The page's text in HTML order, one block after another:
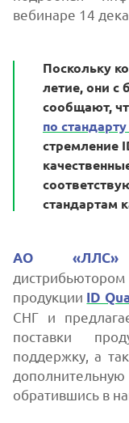
вебинаре 14
Поскольку
летие, они
сообщают,
по стандарту
стремление
стандартам
АО «ЛЛС»
продукции ID
СНГ и
поставки
поддержку, а
обратившись в